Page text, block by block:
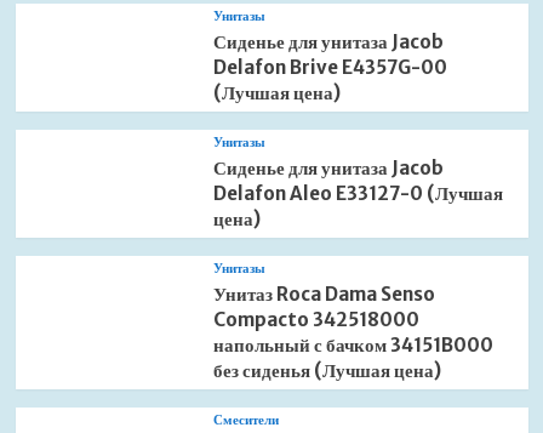
Унитазы
Сиденье для унитаза Jacob
Delafon Brive E4357G-00
(Лучшая цена)
Унитазы
Сиденье для унитаза Jacob
Delafon Aleo E33127-0 (Лучшая
цена)
Унитазы
Унитаз Roca Dama Senso
Compacto 342518000
напольный с бачком 34151B000
без сиденья (Лучшая цена)
Смесители